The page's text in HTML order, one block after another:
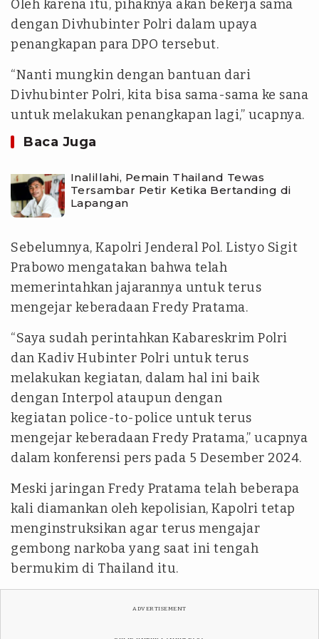
Oleh karena itu, pihaknya akan bekerja sama
dengan Divhubinter Polri dalam upaya
penangkapan para DPO tersebut.
“Nanti mungkin dengan bantuan dari
Divhubinter Polri, kita bisa sama-sama ke sana
untuk melakukan penangkapan lagi,” ucapnya.
Baca Juga
Inalillahi, Pemain Thailand Tewas
Tersambar Petir Ketika Bertanding di
Lapangan
Sebelumnya, Kapolri Jenderal Pol. Listyo Sigit
Prabowo mengatakan bahwa telah
memerintahkan jajarannya untuk terus
mengejar keberadaan Fredy Pratama.
“Saya sudah perintahkan Kabareskrim Polri
dan Kadiv Hubinter Polri untuk terus
melakukan kegiatan, dalam hal ini baik
dengan Interpol ataupun dengan
kegiatan police-to-police untuk terus
mengejar keberadaan Fredy Pratama,” ucapnya
dalam konferensi pers pada 5 Desember 2024.
Meski jaringan Fredy Pratama telah beberapa
kali diamankan oleh kepolisian, Kapolri tetap
menginstruksikan agar terus mengajar
gembong narkoba yang saat ini tengah
bermukim di Thailand itu.
ADVERTISEMENT